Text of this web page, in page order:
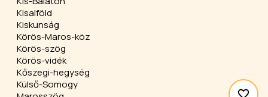
Kisalföld
Kiskunság
Körös-Maros-köz
Körös-szög
Körös-vidék
Kőszegi-hegység
Külső-Somogy